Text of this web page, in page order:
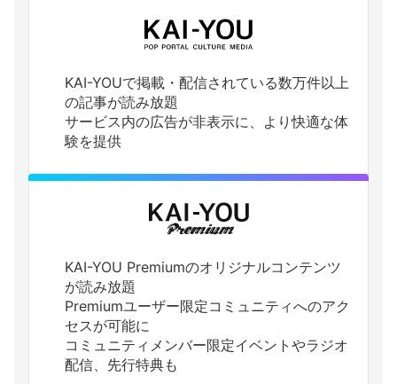
KAI-YOUで掲載・配信されている数万件以上
の記事が読み放題
サービス内の広告が非表示に、より快適な体
験を提供
KAI-YOU Premiumのオリジナルコンテンツ
が読み放題
Premiumユーザー限定コミュニティへのアク
セスが可能に
コミュニティメンバー限定イベントやラジオ
配信、先行特典も